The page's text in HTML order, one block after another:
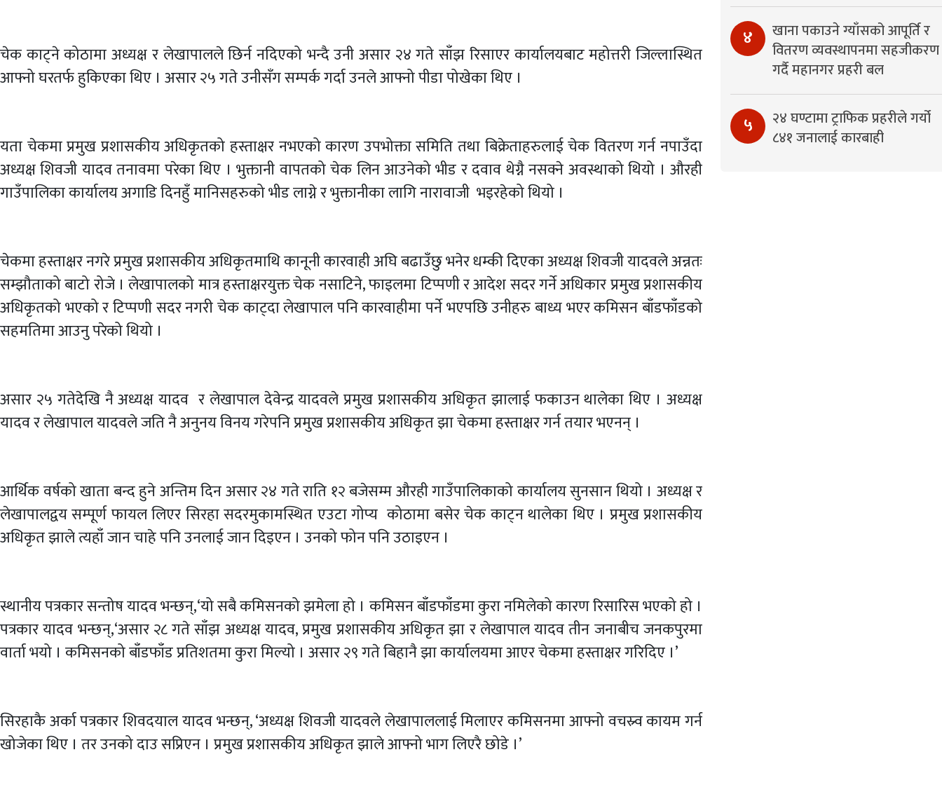
चेक काट्ने कोठामा अध्यक्ष र लेखापालले छिर्न नदिएको भन्दै उनी असार २४ गते साँझ रिसाएर कार्यालयबाट महोत्तरी जिल्लास्थित
आफ्नो घरतर्फ हुकिएका थिए । असार २५ गते उनीसँग सम्पर्क गर्दा उनले आफ्नो पीडा पोखेका थिए ।
यता चेकमा प्रमुख प्रशासकीय अधिकृतको हस्ताक्षर नभएको कारण उपभोक्ता समिति तथा बिक्रेताहरुलाई चेक वितरण गर्न नपाउँदा
अध्यक्ष शिवजी यादव तनावमा परेका थिए । भुक्तानी वापतको चेक लिन आउनेको भीड र दवाव थेग्नै नसक्ने अवस्थाको थियो । औरही
गाउँपालिका कार्यालय अगाडि दिनहुँ मानिसहरुको भीड लाग्ने र भुक्तानीका लागि नारावाजी भइरहेको थियो ।
चेकमा हस्ताक्षर नगरे प्रमुख प्रशासकीय अधिकृतमाथि कानूनी कारवाही अघि बढाउँछु भनेर धम्की दिएका अध्यक्ष शिवजी यादवले अन्नतः
सम्झौताको बाटो रोजे । लेखापालको मात्र हस्ताक्षरयुक्त चेक नसाटिने, फाइलमा टिप्पणी र आदेश सदर गर्ने अधिकार प्रमुख प्रशासकीय
अधिकृतको भएको र टिप्पणी सदर नगरी चेक काट्दा लेखापाल पनि कारवाहीमा पर्ने भएपछि उनीहरु बाध्य भएर कमिसन बाँडफाँडको
सहमतिमा आउनु परेको थियो ।
असार २५ गतेदेखि नै अध्यक्ष यादव र लेखापाल देवेन्द्र यादवले प्रमुख प्रशासकीय अधिकृत झालाई फकाउन थालेका थिए । अध्यक्ष
यादव र लेखापाल यादवले जति नै अनुनय विनय गरेपनि प्रमुख प्रशासकीय अधिकृत झा चेकमा हस्ताक्षर गर्न तयार भएनन् ।
आर्थिक वर्षको खाता बन्द हुने अन्तिम दिन असार २४ गते राति १२ बजेसम्म औरही गाउँपालिकाको कार्यालय सुनसान थियो । अध्यक्ष र
लेखापालद्वय सम्पूर्ण फायल लिएर सिरहा सदरमुकामस्थित एउटा गोप्य कोठामा बसेर चेक काट्न थालेका थिए । प्रमुख प्रशासकीय
अधिकृत झाले त्यहाँ जान चाहे पनि उनलाई जान दिइएन । उनको फोन पनि उठाइएन ।
स्थानीय पत्रकार सन्तोष यादव भन्छन्,‘यो सबै कमिसनको झमेला हो । कमिसन बाँडफाँडमा कुरा नमिलेको कारण रिसारिस भएको हो ।
पत्रकार यादव भन्छन्,‘असार २८ गते साँझ अध्यक्ष यादव, प्रमुख प्रशासकीय अधिकृत झा र लेखापाल यादव तीन जनाबीच जनकपुरमा
वार्ता भयो । कमिसनको बाँडफाँड प्रतिशतमा कुरा मिल्यो । असार २९ गते बिहानै झा कार्यालयमा आएर चेकमा हस्ताक्षर गरिदिए ।’
सिरहाकै अर्का पत्रकार शिवदयाल यादव भन्छन्, ‘अध्यक्ष शिवजी यादवले लेखापाललाई मिलाएर कमिसनमा आफ्नो वचस्र्व कायम गर्न
खोजेका थिए । तर उनको दाउ सप्रिएन । प्रमुख प्रशासकीय अधिकृत झाले आफ्नो भाग लिएरै छोडे ।’
४
खाना पकाउने ग्याँसको आपूर्ति र
वितरण व्यवस्थापनमा सहजीकरण
गर्दै महानगर प्रहरी बल
५
२४ घण्टामा ट्राफिक प्रहरीले गर्यो
८४१ जनालाई कारबाही